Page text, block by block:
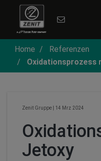
Home
Referenzen
Oxidationsprozess
Zenit Gruppe 14 Mrz 2024
Jetoxy